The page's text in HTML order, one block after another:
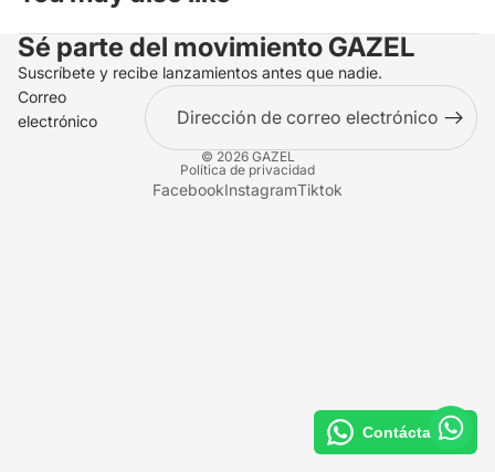
Sé parte del movimiento GAZEL
Suscríbete y recibe lanzamientos antes que nadie.
Correo
electrónico
© 2026 GAZEL
Política de privacidad
FacebookInstagramTiktok
Contáctanos